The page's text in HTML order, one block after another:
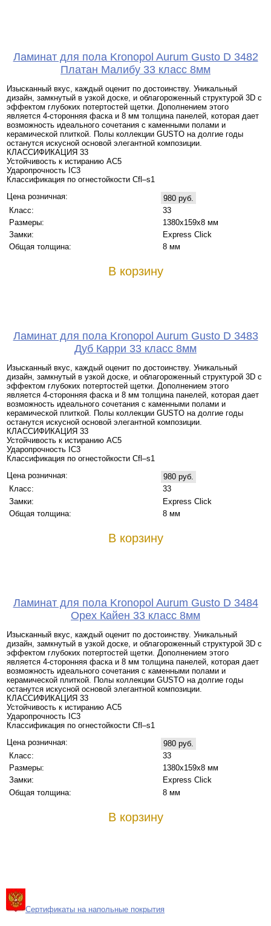
Ламинат для пола Kronopol Aurum Gusto D 3482
Платан Малибу 33 класс 8мм
Изысканный вкус, каждый оценит по достоинству. Уникальный
дизайн, замкнутый в узкой доске, и облагороженный структурой 3D с
эффектом глубоких потертостей щетки. Дополнением этого
является 4-сторонняя фаска и 8 мм толщина панелей, которая дает
возможность идеального сочетания с каменными полами и
керамической плиткой. Полы коллекции GUSTO на долгие годы
останутся искусной основой элегантной композиции.
КЛАССИФИКАЦИЯ 33
Устойчивость к истиранию AC5
Ударопрочность IC3
Классификация по огнестойкости Cfl–s1
Цена розничная:
980 руб.
Класс:
33
Размеры:
1380х159х8 мм
Замки:
Express Click
Общая толщина:
8 мм
В корзину
Ламинат для пола Kronopol Aurum Gusto D 3483
Дуб Карри 33 класс 8мм
Изысканный вкус, каждый оценит по достоинству. Уникальный
дизайн, замкнутый в узкой доске, и облагороженный структурой 3D с
эффектом глубоких потертостей щетки. Дополнением этого
является 4-сторонняя фаска и 8 мм толщина панелей, которая дает
возможность идеального сочетания с каменными полами и
керамической плиткой. Полы коллекции GUSTO на долгие годы
останутся искусной основой элегантной композиции.
КЛАССИФИКАЦИЯ 33
Устойчивость к истиранию AC5
Ударопрочность IC3
Классификация по огнестойкости Cfl–s1
Цена розничная:
980 руб.
Класс:
33
Замки:
Express Click
Общая толщина:
8 мм
В корзину
Ламинат для пола Kronopol Aurum Gusto D 3484
Орех Кайен 33 класс 8мм
Изысканный вкус, каждый оценит по достоинству. Уникальный
дизайн, замкнутый в узкой доске, и облагороженный структурой 3D с
эффектом глубоких потертостей щетки. Дополнением этого
является 4-сторонняя фаска и 8 мм толщина панелей, которая дает
возможность идеального сочетания с каменными полами и
керамической плиткой. Полы коллекции GUSTO на долгие годы
останутся искусной основой элегантной композиции.
КЛАССИФИКАЦИЯ 33
Устойчивость к истиранию AC5
Ударопрочность IC3
Классификация по огнестойкости Cfl–s1
Цена розничная:
980 руб.
Класс:
33
Размеры:
1380х159х8 мм
Замки:
Express Click
Общая толщина:
8 мм
В корзину
Сертификаты на напольные покрытия